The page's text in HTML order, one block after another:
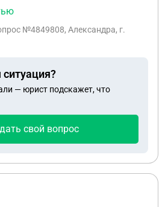
вышел на работу с
ли право на пособие по
№4849808, Александра, г.
— юрист подскажет, что
свой вопрос